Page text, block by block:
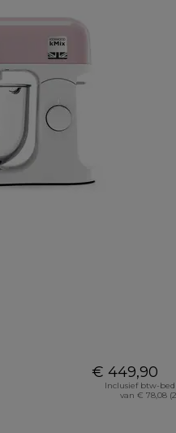
€ 449,90
Inclusief btw-
van € 78,08